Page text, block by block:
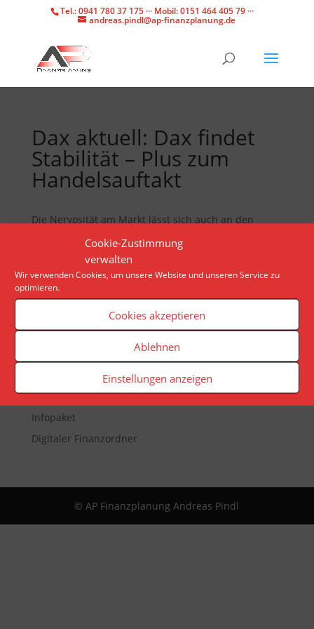
Cookie-Zustimmung
verwalten
Wir verwenden Cookies, um unsere Website und unseren Service zu
optimieren.
Cookies akzeptieren
Ablehnen
Einstellungen anzeigen
Tel.: 0941 780 37 175 ··· Mobil: 0151 464 405 79 ···
andreas.pindl@ap-finanzplanung.de
Dax aktuell: Dax findet
Stabilität – Plus zum
Handelsauftakt
Die Nervosität am Markt lässt sich auch an den
Zinserwartungen der Investoren ablesen. Doch
valide Prognosen über das Vorgehen der
Notenbanker sind aktuell kaum möglich.
Veranstaltungen
App
Infopaket
Digitaler Finanzordner
© AP Finanzplanung Andreas Pindl